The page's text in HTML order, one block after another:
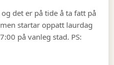
det er på tide å ta fatt på
startar oppatt laurdag
på vanleg stad. PS: